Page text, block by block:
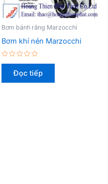
Bơm bánh răng Marzocchi
Bơm khí nén Marzocchi
Được
hạngĐọc tiếp